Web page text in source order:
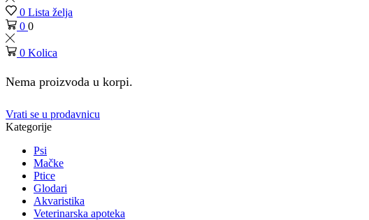
0 Lista želja
0 0
0 Kolica
Nema proizvoda u korpi.
Vrati se u prodavnicu
Kategorije
Psi
Mačke
Ptice
Glodari
Akvaristika
Veterinarska apoteka